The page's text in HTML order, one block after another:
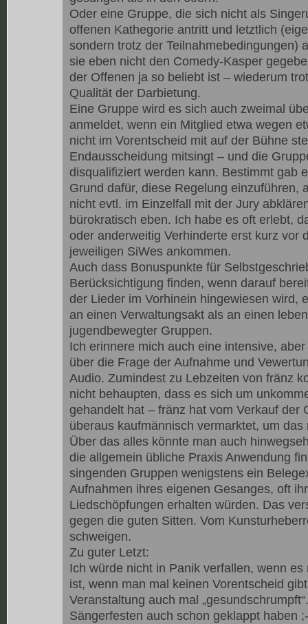
Oder eine Gruppe, die sich nicht als
offenen Kathegorie antritt und letztlich
sondern trotz der Teilnahmebedingungen)
sie eben nicht den Comedy-Kasper
der Offenen ja so beliebt ist – wiederum
Qualität der Darbietung.
Eine Gruppe wird es sich auch zweimal
anmeldet, wenn ein Mitglied etwa wegen
nicht im Vorentscheid mit auf der Bühne
Endausscheidung mitsingt – und die
disqualifiziert werden kann. Bestimmt gab
Grund dafür, diese Regelung einzuführen,
nicht evtl. im Einzelfall mit der Jury
bürokratisch eben. Ich habe es oft erlebt,
oder anderweitig Verhinderte erst kurz vor
jeweiligen SiWes ankommen.
Auch dass Bonuspunkte für
Berücksichtigung finden, wenn darauf
der Lieder im Vorhinein hingewiesen wird,
an einen Verwaltungsakt als an einen
jugendbewegter Gruppen.
Ich erinnere mich auch eine intensive,
über die Frage der Aufnahme und
Audio. Zumindest zu Lebzeiten von fränz
nicht behaupten, dass es sich um
gehandelt hat – fränz hat vom Verkauf der
überaus kaufmännisch vermarktet, um
Über das alles könnte man auch
die allgemein übliche Praxis Anwendung
singenden Gruppen wenigstens ein
Aufnahmen ihres eigenen Gesanges, oft
Liedschöpfungen erhalten würden. Das
gegen die guten Sitten. Vom
schweigen.
Zu guter Letzt:
Ich würde nicht in Panik verfallen, wenn
ist, wenn man mal keinen Vorentscheid
Veranstaltung auch mal
Sängerfesten auch schon geklappt haben